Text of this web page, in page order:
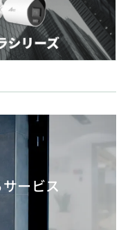
ービス